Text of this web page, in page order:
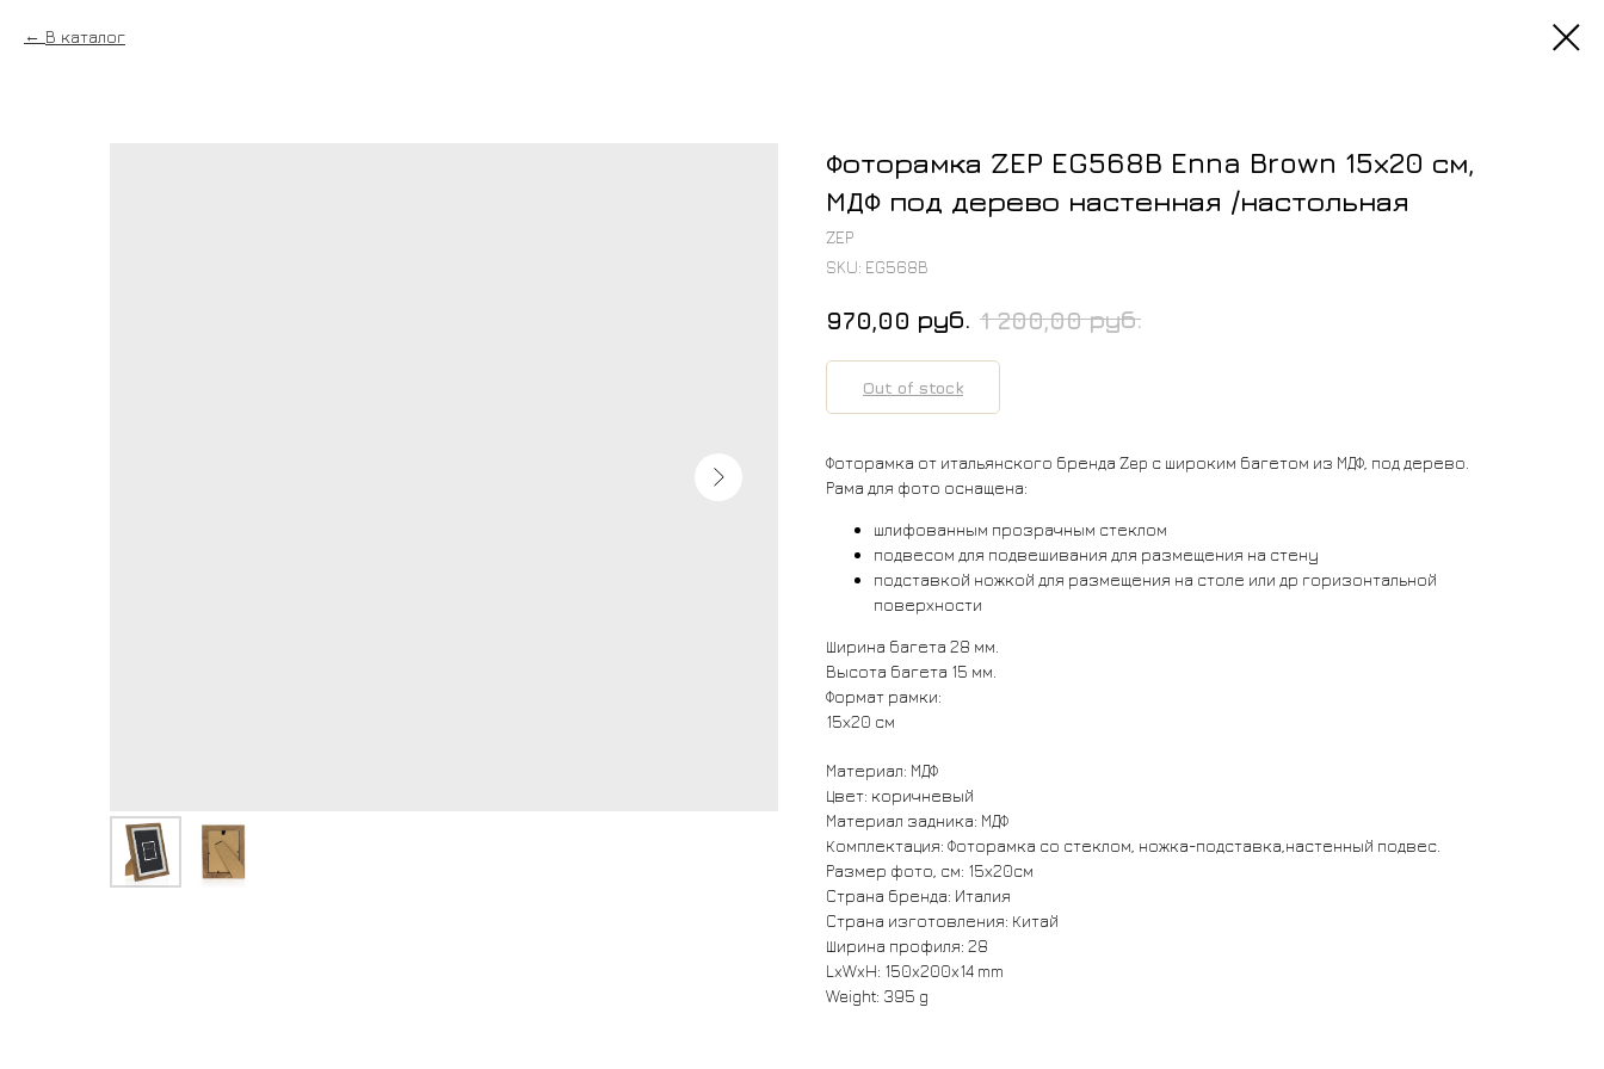
В каталог
Фоторамка ZEP EG568B Enna Brown 15х20 см,
МДФ под дерево настенная /настольная
ZEP
SKU: EG568B
970,00 руб. 1 200,00 руб.
Out of stock
Фоторамка от итальянского бренда Zep с широким багетом из МДФ, под дерево.
Рама для фото оснащена:
шлифованным прозрачным стеклом
подвесом для подвешивания для размещения на стену
подставкой ножкой для размещения на столе или др горизонтальной
поверхности
Ширина багета 28 мм.
Высота багета 15 мм.
Формат рамки:
15х20 см
Материал: МДФ
Цвет: коричневый
Материал задника: МДФ
Комплектация: Фоторамка со стеклом, ножка-подставка,настенный подвес.
Размер фото, см: 15х20см
Страна бренда: Италия
Страна изготовления: Китай
Ширина профиля: 28
LxWxH: 150x200x14 mm
Weight: 395 g